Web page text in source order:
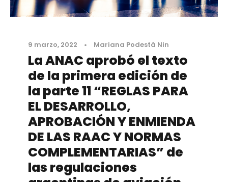
9 marzo, 2022 • Mariana Podestá Nin
La ANAC aprobó el texto
de la primera edición de
la parte 11 “REGLAS PARA
EL DESARROLLO,
APROBACIÓN Y ENMIENDA
DE LAS RAAC Y NORMAS
COMPLEMENTARIAS” de
las regulaciones